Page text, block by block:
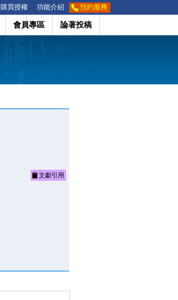
購買授權 功能介紹 預約服務
會員專區 論著投稿
文獻引用